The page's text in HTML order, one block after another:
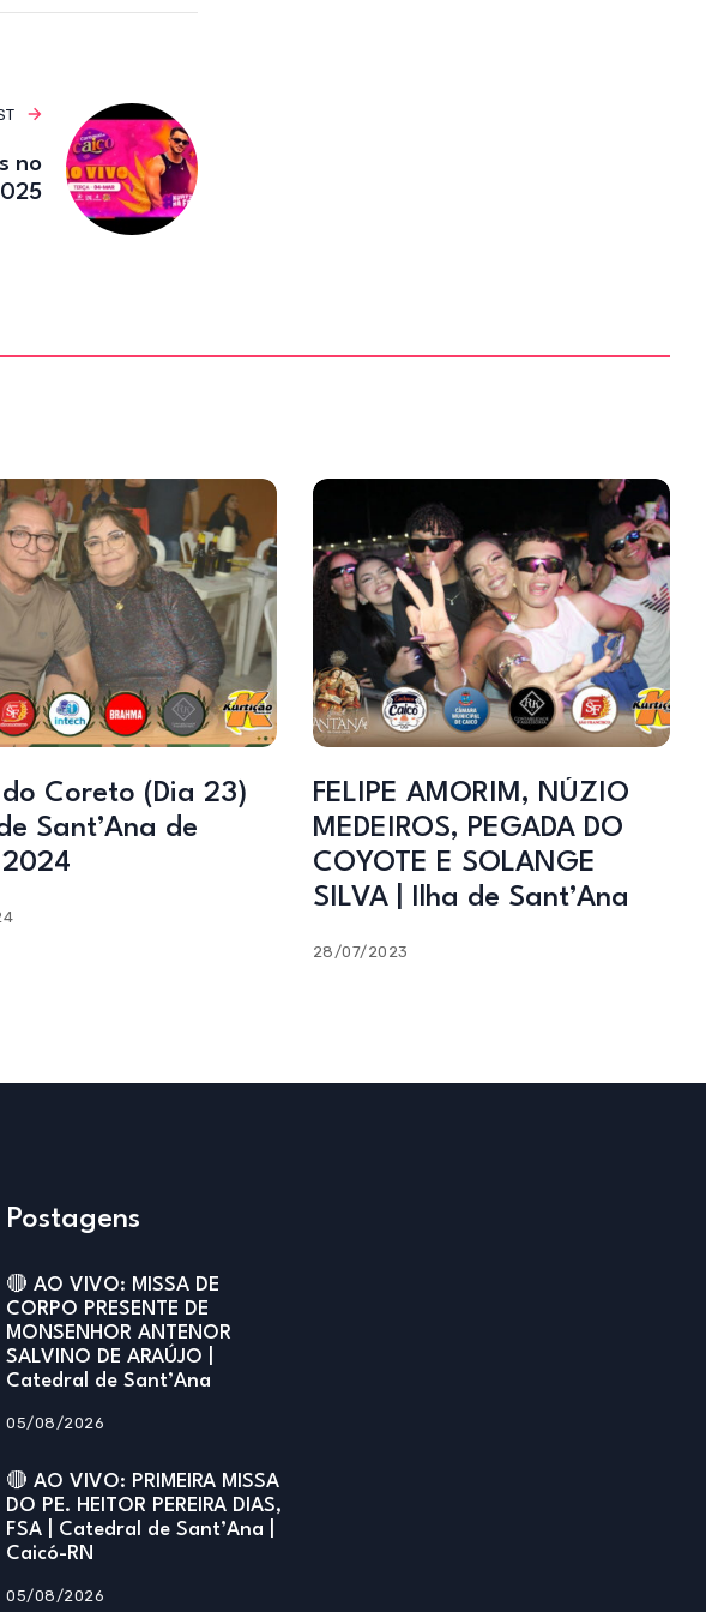
no
Coreto (Dia 23)
Sant’Ana de
FELIPE AMORIM, NÚZIO
MEDEIROS, PEGADA DO
COYOTE E SOLANGE
SILVA | Ilha de Sant’Ana
28/07/2023
🔴 AO VIVO: MISSA DE
CORPO PRESENTE DE
MONSENHOR ANTENOR
SALVINO DE ARAÚJO |
Catedral de Sant’Ana
05/08/2026
🔴 AO VIVO: PRIMEIRA MISSA
DO PE. HEITOR PEREIRA DIAS,
FSA | Catedral de Sant’Ana |
Caicó-RN
05/08/2026